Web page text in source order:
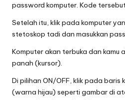
password komputer. Kode
Setelah itu, klik pada komputer
stetoskop tadi dan masukkan
Komputer akan terbuka dan kamu
panah (kursor).
Di pilihan ON/OFF, klik pada baris
(warna hijau) seperti gambar di